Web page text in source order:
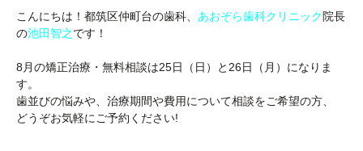
こんにちは！都筑区仲町台の歯科、 あおぞら歯科クリニック 院長
の池田智之です！
8月の矯正治療・無料相談は25日（日）と26日（月）になりま
す。
歯並びの悩みや、治療期間や費用について相談をご希望の方、
どうぞお気軽にご予約ください!